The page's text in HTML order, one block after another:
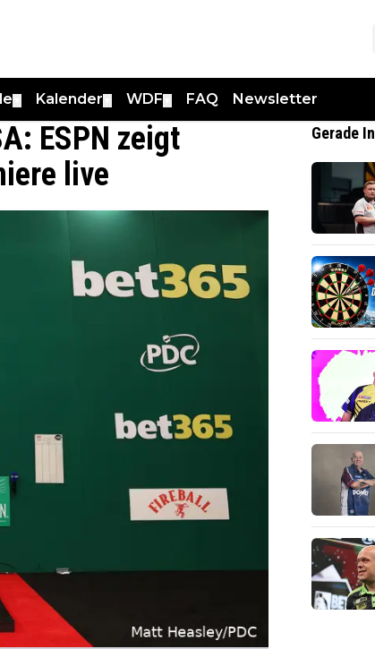
Kalender WDF FAQ Newsletter
ESPN zeigt
live
Gerade In